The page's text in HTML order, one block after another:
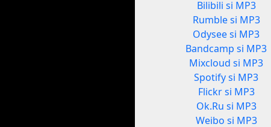
Bilibili si MP3
Rumble si MP3
Odysee si MP3
Bandcamp si MP3
Mixcloud si MP3
Spotify si MP3
Flickr si MP3
Ok.Ru si MP3
Weibo si MP3